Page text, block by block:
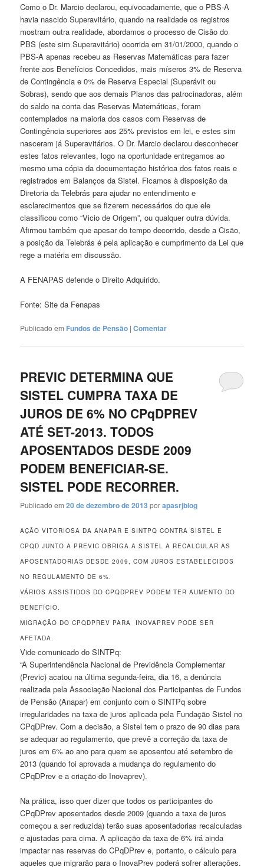
Como o Dr. Marcio declarou, equivocadamente, que o PBS-A
havia nascido Superavitário, quando na realidade os registros
mostram outra realidade, abordamos o processo de Cisão do
PBS (este sim Superavitário) ocorrida em 31/01/2000, quando o
PBS-A apenas recebeu as Reservas Matemáticas para fazer
frente aos Benefícios Concedidos, mais míseros 3% de Reserva
de Contingência e 0% de Reserva Especial (Superávit ou
Sobras), sendo que aos demais Planos das patrocinadoras, além
do saldo na conta das Reservas Matemáticas, foram
contemplados na maioria dos casos com Reservas de
Contingência superiores aos 25% previstos em lei, e estes sim
nasceram já Superavitários. O Dr. Marcio declarou desconhecer
estes fatos relevantes, logo na oportunidade entregamos ao
mesmo uma cópia da documentação histórica dos fatos reais e
registrados em Balanços da Sistel. Ficamos à disposição da
Diretoria da Telebrás para ajudar no entendimento e
esclarecimentos que se fizerem necessários do que ele
classificou como “Vicio de Origem”, ou qualquer outra dúvida.
Afirmou também que apesar do tempo decorrido, desde a Cisão,
a posição da Telebrás é pela aplicação e cumprimento da Lei que
rege a matéria em discussão.
A FENAPAS defende o Direito Adquirido.
Fonte: Site da Fenapas
Publicado em Fundos de Pensão |Comentar
PREVIC DETERMINA QUE
SISTEL CUMPRA TAXA DE
JUROS DE 6% NO CPqDPREV
ATÉ SET-2013. TODOS
APOSENTADOS DESDE 2009
PODEM BENEFICIAR-SE.
SISTEL PODE RECORRER.
Publicado em20 de dezembro de 2013 porapasrjblog
AÇÃO VITORIOSA DA ANAPAR E SINTPQ CONTRA SISTEL E
CPQD JUNTO A PREVIC OBRIGA A SISTEL A RECALCULAR AS
APOSENTADORIAS DESDE 2009, COM JUROS ESTABELECIDOS
NO REGULAMENTO DE 6%.
VÁRIOS ASSISTIDOS DO CPQDPREV PODEM TER AUMENTO DO
BENEFÍCIO.
MIGRAÇÃO DO CPQDPREV PARA INOVAPREV PODE SER
AFETADA.
Vide comunicado do SINTPq:
“A Superintendência Nacional de Previdência Complementar
(Previc) acatou na última segunda-feira, dia 16, a denúncia
realizada pela Associação Nacional dos Participantes de Fundos
de Pensão (Anapar) em conjunto com o SINTPq sobre
irregularidades na taxa de juros aplicada pela Fundação Sistel no
CPqDPrev. Com a decisão, a Sistel tem o prazo de 90 dias para
se adequar ao regulamento, que prevê a correção da taxa de
juros em 6% ao ano para quem se aposentou até setembro de
2013 (quando foi aprovada a mudança do regulamento do
CPqDPrev e a criação do Inovaprev).
Na prática, isso quer dizer que todos os participantes do
CPqDPrev aposentados desde 2009 (quando a taxa de juros
começou a ser reduzida) terão suas aposentadorias recalculadas
e ajustadas para cima. A aplicação da taxa de 6% irá ainda
impactar nas reservas do CPqDPrev e, portanto, o cálculo para
aqueles que migrarão para o InovaPrev poderá sofrer alterações.